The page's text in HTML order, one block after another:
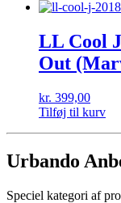
LL Cool
Out
kr. 399,00
Tilføj til kurv
Urbando
Speciel kategori af